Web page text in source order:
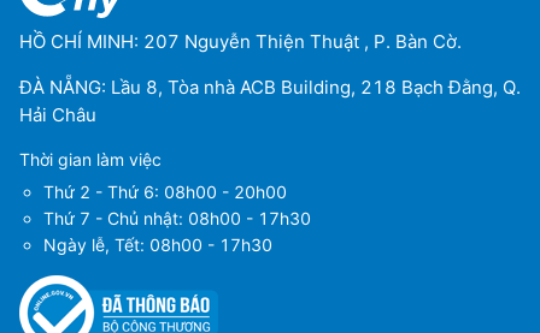
HỒ CHÍ MINH: 207 Nguyễn Thiện Thuật , P. Bàn Cờ.
ĐÀ NẴNG: Lầu 8, Tòa nhà ACB Building, 218 Bạch Đằng, Q.
Hải Châu
Thời gian làm việc
Thứ 2 - Thứ 6: 08h00 - 20h00
Thứ 7 - Chủ nhật: 08h00 - 17h30
Ngày lễ, Tết: 08h00 - 17h30